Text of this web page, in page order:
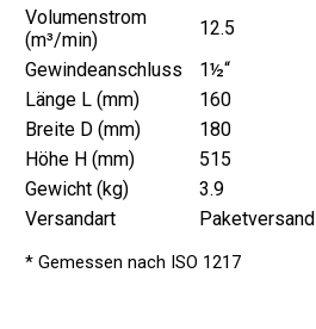
Volumenstrom
(m³/min)
12.5
Gewindeanschluss
1½“
Länge L (mm)
160
Breite D (mm)
180
Höhe H (mm)
515
Gewicht (kg)
3.9
Versandart
Paketversand
* Gemessen nach ISO 1217